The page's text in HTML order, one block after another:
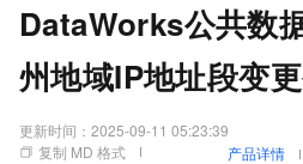
DataWorks公共数
州地域IP地址段变
更新时间： 2025-09-11 05:23:39
复制 MD 格式
产品详情